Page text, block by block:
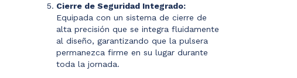
Cierre de Seguridad Integrado:
Equipada con un sistema de cierre de
alta precisión que se integra fluidamente
al diseño, garantizando que la pulsera
permanezca firme en su lugar durante
toda la jornada.